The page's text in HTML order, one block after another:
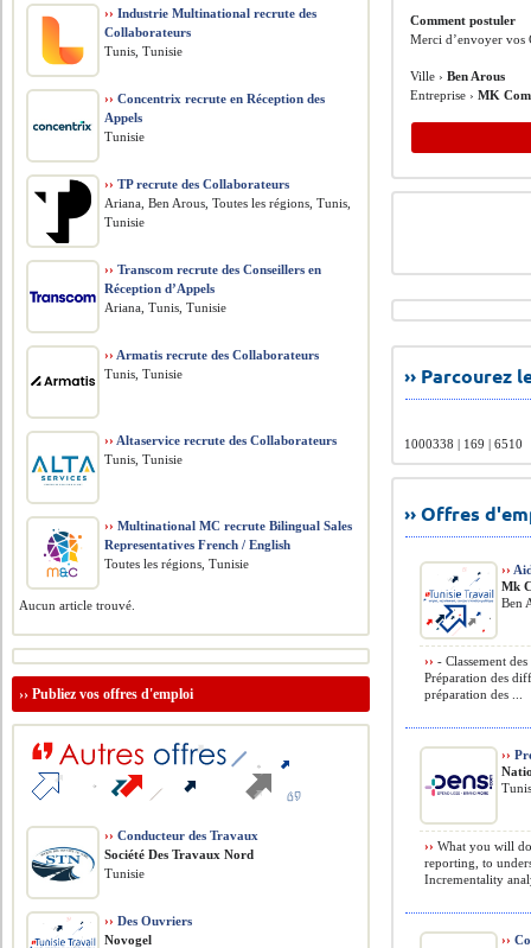
Comment postuler
Merci d’envoyer
Ville ›Ben Arous
Entreprise ›MK
››
1000338 | 169 | 6510
›› Offres
››
Mk
Ben
›› - Classement
Préparation des
préparation des ...
››
›› What you will
reporting, to
Incrementality
››
›› Industrie Multinational recrute des
Collaborateurs
Tunis, Tunisie
›› Concentrix recrute en Réception des
Appels
Tunisie
›› TP recrute des Collaborateurs
Ariana, Ben Arous, Toutes les régions, Tunis,
Tunisie
›› Transcom recrute des Conseillers en
Réception d’Appels
Ariana, Tunis, Tunisie
›› Armatis recrute des Collaborateurs
Tunis, Tunisie
›› Altaservice recrute des Collaborateurs
Tunis, Tunisie
›› Multinational MC recrute Bilingual Sales
Representatives French / English
Toutes les régions, Tunisie
Aucun article trouvé.
››Publiez vos offres d'emploi
›› Conducteur des Travaux
Société Des Travaux Nord
Tunisie
›› Des Ouvriers
Novogel